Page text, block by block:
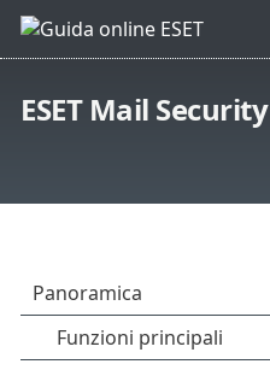
ESET Mail Security